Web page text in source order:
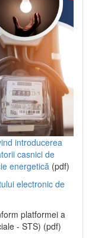
introducerea
casnici de
energetică (pdf)
electronic de
platformei a
- STS) (pdf)